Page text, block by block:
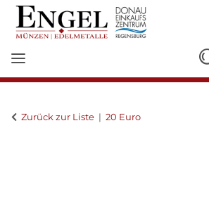
Zurück zur Liste 20 Euro